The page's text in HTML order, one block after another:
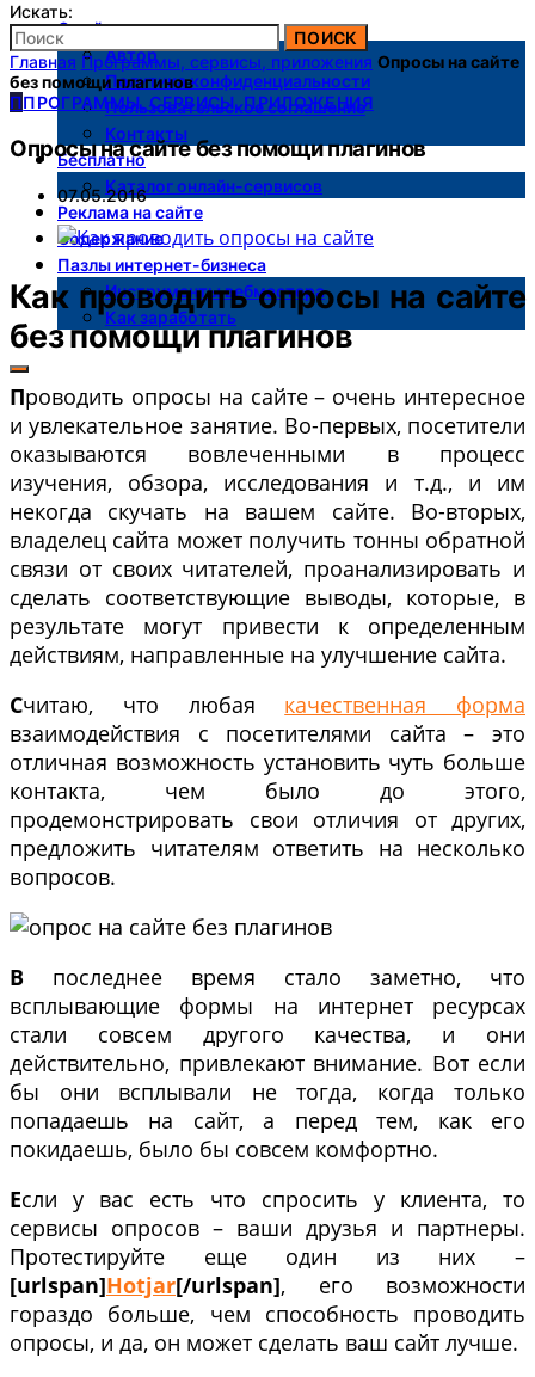
О сайте
Автор
Политика конфиденциальности
Пользовательское соглашение
Контакты
Бесплатно
Каталог онлайн-сервисов
Реклама на сайте
Содержание
Пазлы интернет-бизнеса
Инструменты вебмастера
Как заработать
Искать:
ПОИСК
Главная Программы, сервисы, приложения Опросы на сайте
без помощи плагинов
ППРОГРАММЫ, СЕРВИСЫ, ПРИЛОЖЕНИЯ
Опросы на сайте без помощи плагинов
07.05.2016
Как проводить опросы на сайте
без помощи плагинов
Проводить опросы на сайте – очень интересное
и увлекательное занятие. Во-первых, посетители
оказываются вовлеченными в процесс
изучения, обзора, исследования и т.д., и им
некогда скучать на вашем сайте. Во-вторых,
владелец сайта может получить тонны обратной
связи от своих читателей, проанализировать и
сделать соответствующие выводы, которые, в
результате могут привести к определенным
действиям, направленные на улучшение сайта.
Считаю, что любая качественная форма
взаимодействия с посетителями сайта – это
отличная возможность установить чуть больше
контакта, чем было до этого,
продемонстрировать свои отличия от других,
предложить читателям ответить на несколько
вопросов.
В последнее время стало заметно, что
всплывающие формы на интернет ресурсах
стали совсем другого качества, и они
действительно, привлекают внимание. Вот если
бы они всплывали не тогда, когда только
попадаешь на сайт, а перед тем, как его
покидаешь, было бы совсем комфортно.
Если у вас есть что спросить у клиента, то
сервисы опросов – ваши друзья и партнеры.
Протестируйте еще один из них –
[urlspan]Hotjar[/urlspan], его возможности
гораздо больше, чем способность проводить
опросы, и да, он может сделать ваш сайт лучше.